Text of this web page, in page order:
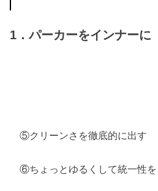
1．パーカーをインナーに
⑤クリーンさを徹底的に出す
⑥ちょっとゆるくして統一性を